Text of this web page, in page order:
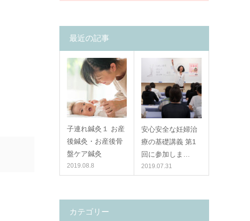
最近の記事
子連れ鍼灸１ お産
後鍼灸・お産後骨
盤ケア鍼灸
2019.08.8
安心安全な妊婦治
療の基礎講義 第1
回に参加しま…
2019.07.31
カテゴリー